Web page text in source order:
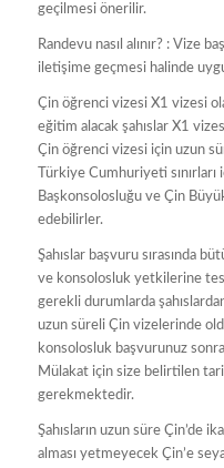
geçilmesi önerilir.
Randevu nasıl alınır? : Vize
iletişime geçmesi halinde
Çin öğrenci vizesi X1 vizesi
eğitim alacak şahıslar X1
Çin öğrenci vizesi için uzun
Türkiye Cumhuriyeti
Başkonsolosluğu ve Çin
edebilirler.
Şahıslar başvuru sırasında
ve konsolosluk yetkilerine
gerekli durumlarda
uzun süreli Çin vizelerinde
konsolosluk başvurunuz
Mülakat için size belirtilen
gerekmektedir.
Şahısların uzun süre Çin’de
alması yetmeyecek Çin’e